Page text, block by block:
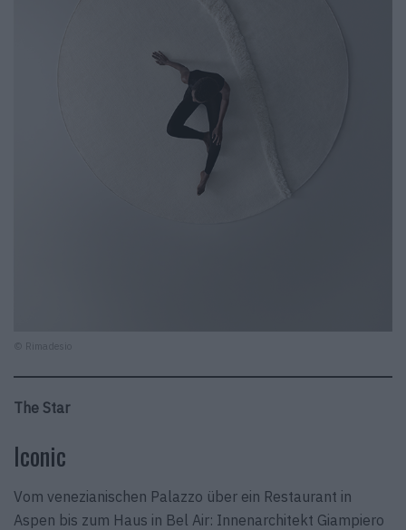
© Rimadesio
The Star
Iconic
Vom venezianischen Palazzo über ein Restaurant in
Aspen bis zum Haus in Bel Air: Innenarchitekt Giampiero